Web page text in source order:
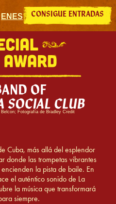
EN ES CONSIGUE ENTRADAS
MÚSICA DEL GANADOR DEL PREMIO GRAMMY
BUENA VISTA SOCIAL CLUB™
CONCEBIDO Y
; Fotografía de Bradley Credit
Cuba, más allá del esplendor
donde las trompetas vibrantes
la pista de baile. En
el auténtico sonido de La
la música que transformará
siempre.